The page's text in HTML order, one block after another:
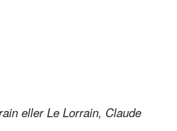
eller Le Lorrain, Claude